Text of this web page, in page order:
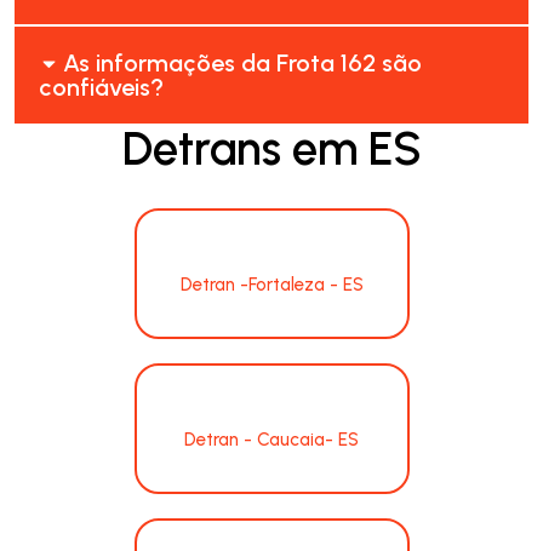
As informações da Frota 162 são
confiáveis?
Detrans em ES
Detran -Fortaleza - ES
Detran - Caucaia- ES